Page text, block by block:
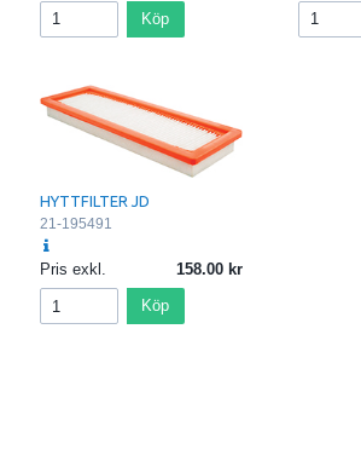
Köp
HYTTFILTER JD
21-195491
Pris exkl. 158.00
Köp